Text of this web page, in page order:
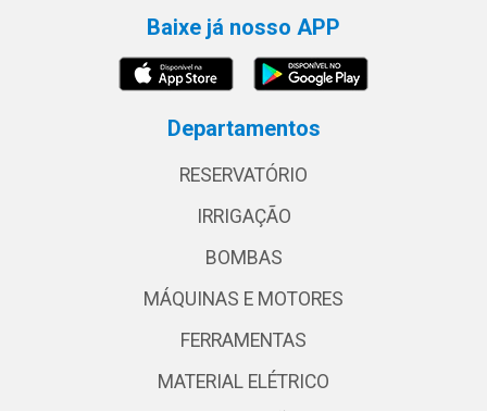
Baixe já nosso APP
Departamentos
RESERVATÓRIO
IRRIGAÇÃO
BOMBAS
MÁQUINAS E MOTORES
FERRAMENTAS
MATERIAL ELÉTRICO